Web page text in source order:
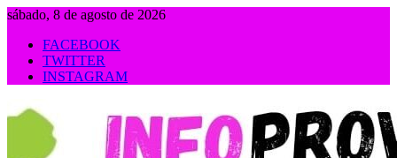
Saltar
contenido
sábado, 8 de agosto de 2026
FACEBOOK
TWITTER
INSTAGRAM